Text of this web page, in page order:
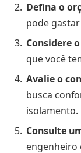
Defina o
pode
Considere
que você
Avalie o
busca
isolamento.
Consulte